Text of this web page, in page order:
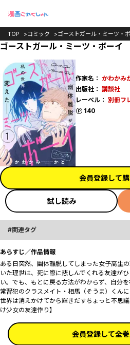
TOP コミック ゴーストガール・ミーツ・
ゴーストガール・ミーツ・ボーイ
作家名： かわかみ
出版社： 講談社
レーベル： 別冊フ
140
ポイント
会員登録して
試し読み
関連タグ
あらすじ／作品情報
ある日突然、幽体離脱してしまった女子高生
いた理世は、死に際に悲しんでくれる友達が
い。でも、もとに戻る方法がわからず、自分
常習犯のクラスメイト・相馬（そうま）くん
世界は消えかけてから輝きだす――ちょっと不思
け少女の友達作り】
会員登録して全